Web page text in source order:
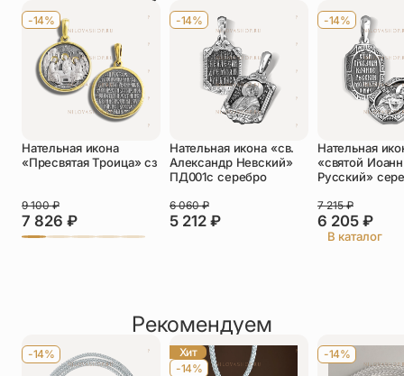
Телефон
Отзыв *
Прикрепить фото
-14%
Нательная икона
«Пресвятая Троица» сз
7 826 ₽
9 100₽
-14%
Нательная икона «св.
Александр Невский»
ПД001с серебро
5 212 ₽
6 060₽
-14%
Нательная
«святой
Русский»
6 205 ₽
7 215₽
В каталог
Рекомендуем
-14%
Хит
-14%
-14%